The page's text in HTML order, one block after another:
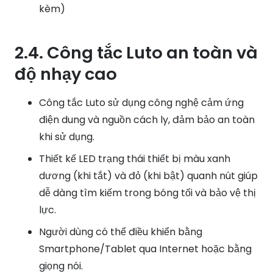
kèm)
2.4. Công tắc Luto an toàn và
độ nhạy cao
Công tắc Luto sử dụng công nghệ cảm ứng
điện dung và nguồn cách ly, đảm bảo an toàn
khi sử dụng.
Thiết kế LED trạng thái thiết bị màu xanh
dương (khi tắt) và đỏ (khi bật) quanh nút giúp
dễ dàng tìm kiếm trong bóng tối và bảo vệ thị
lực.
Người dùng có thể điều khiển bằng
Smartphone/Tablet qua Internet hoặc bằng
giọng nói.